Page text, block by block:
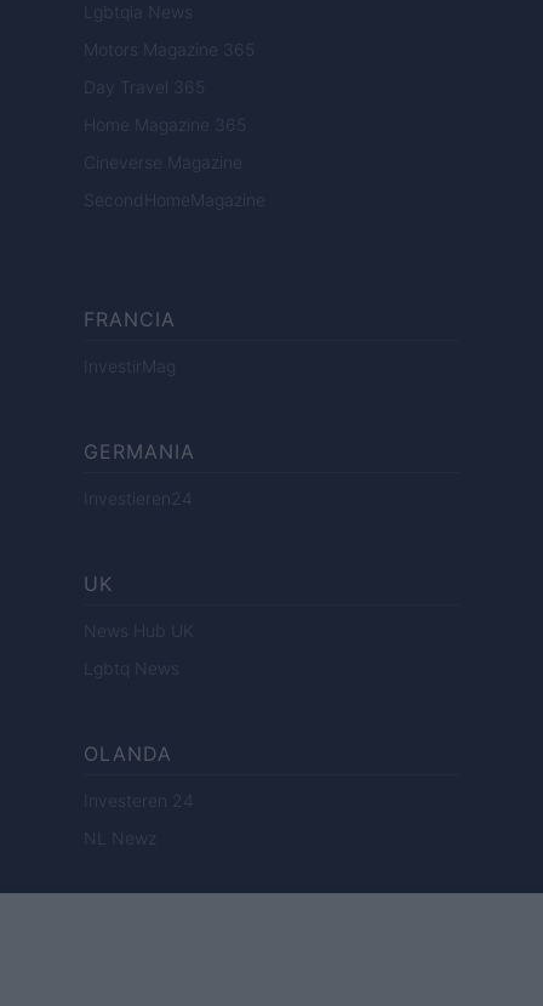
Lgbtqia News
Motors Magazine 365
Day Travel 365
Home Magazine 365
Cineverse Magazine
SecondHomeMagazine
FRANCIA
InvestirMag
GERMANIA
Investieren24
UK
News Hub UK
Lgbtq News
OLANDA
Investeren 24
NL Newz